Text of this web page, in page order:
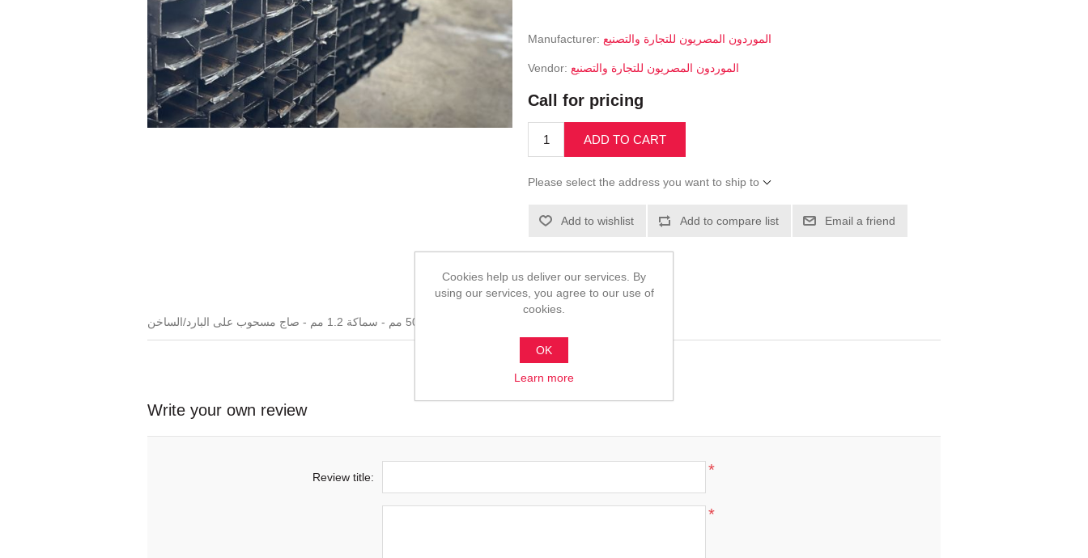
Manufacturer: الموردون المصريون للتجارة والتصنيع
Vendor: الموردون المصريون للتجارة والتصنيع
Call for pricing
ADD TO CART
Please select the address you want to ship to
Add to wishlist Add to compare list Email a friend
Write your own review
Review title: *
*
Cookies help us deliver our services. By
using our services, you agree to our use of
cookies.
OK
Learn more